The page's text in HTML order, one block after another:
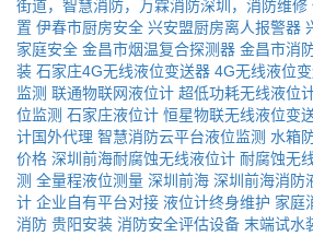
街道，智慧消防，万霖消防深圳，消防维修
置 伊春市厨房安全 兴安盟厨房离人报警器
家庭安全 金昌市烟温复合探测器 金昌市消
装 石家庄4G无线液位变送器 4G无线液位
监测 联通物联网液位计 超低功耗无线液位
位监测 石家庄液位计 恒星物联无线液位变
计国外代理 智慧消防云平台液位监测 水箱
价格 深圳前海耐腐蚀无线液位计 耐腐蚀无
测 全量程液位测量 深圳前海 深圳前海消防
计 企业自有平台对接 液位计终身维护 家庭
消防 贵阳安装 消防安全评估设备 末端试水